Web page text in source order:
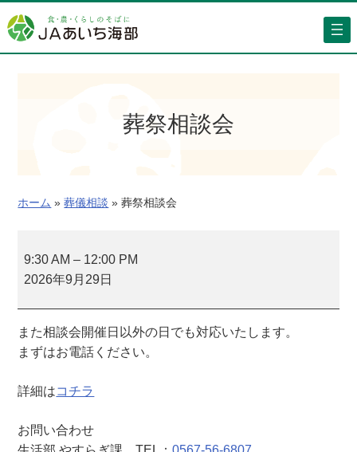
容
を
葬祭相談会
ホーム » 葬儀相談 » 葬祭相談会
祭
相
9:30 AM – 12:00 PM
2026年9月29日
また相談会開催日以外の日でも対応いたします。
まずはお電話ください。
詳細はコチラ
お問い合わせ